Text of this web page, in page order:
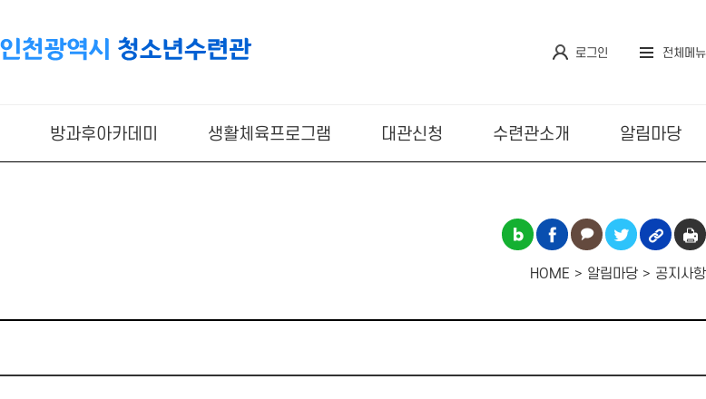
로그인 전체메뉴
방과후아카데미 생활체육프로그램 대관신청 수련관소개 알림마당
HOME 알림마당 공지사항